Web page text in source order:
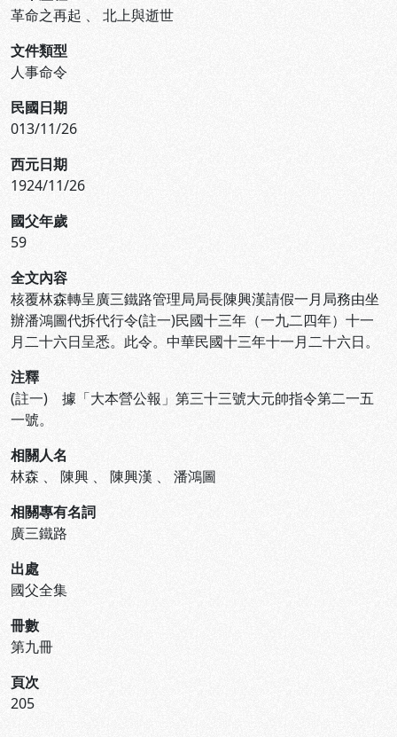
革命之再起 、 北上與逝世
文件類型
人事命令
民國日期
013/11/26
西元日期
1924/11/26
國父年歲
59
全文內容
核覆林森轉呈廣三鐵路管理局局長陳興漢請假一月局務由坐
辦潘鴻圖代拆代行令(註一)民國十三年（一九二四年）十一
月二十六日呈悉。此令。中華民國十三年十一月二十六日。
注釋
(註一) 據「大本營公報」第三十三號大元帥指令第二一五
一號。
相關人名
林森 、 陳興 、 陳興漢 、 潘鴻圖
相關專有名詞
廣三鐵路
出處
國父全集
冊數
第九冊
頁次
205